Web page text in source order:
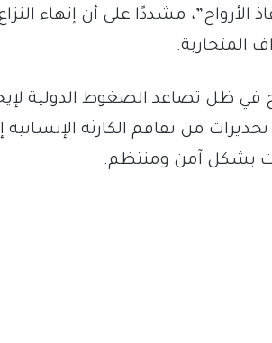
الأرواح”، مشددًا على أن إنهاء
المتحاربة.
في ظل تصاعد الضغوط الدولية
من تفاقم الكارثة الإنسانية
بشكل آمن ومنتظم.